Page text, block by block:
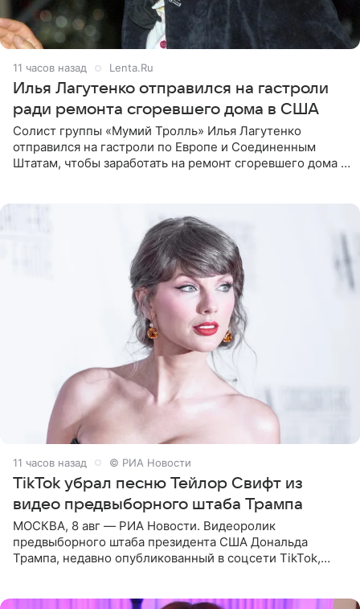
11 часов назад Lenta.Ru
Илья Лагутенко отправился на гастроли
ради ремонта сгоревшего дома в США
Солист группы «Мумий Тролль» Илья Лагутенко
отправился на гастроли по Европе и Соединенным
Штатам, чтобы заработать на ремонт сгоревшего дома в
11 часов назад © РИА Новости
TikTok убрал песню Тейлор Свифт из
видео предвыборного штаба Трампа
МОСКВА, 8 авг — РИА Новости. Видеоролик
предвыборного штаба президента США Дональда
Трампа, недавно опубликованный в соцсети TikTok,